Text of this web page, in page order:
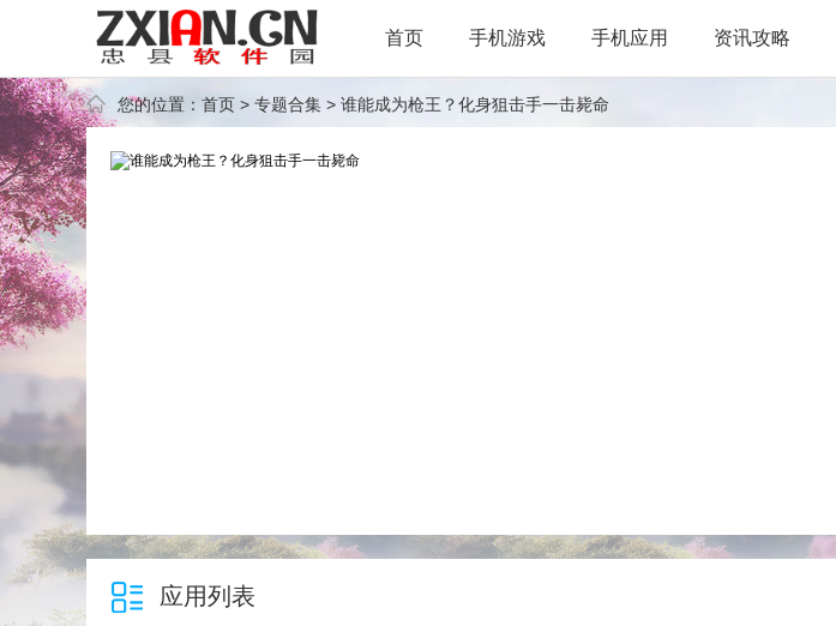
首页 手机游戏 手机应用 资讯攻略
您的位置： 首页 > 专题合集 > 谁能成为枪王？化身狙击手一击毙命
应用列表